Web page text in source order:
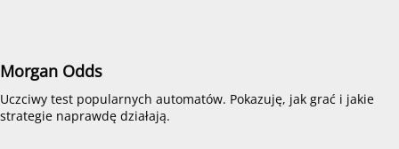
Morgan Odds
Uczciwy test popularnych automatów. Pokazuję, jak grać i jakie
strategie naprawdę działają.